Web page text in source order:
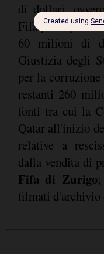
di dollari,
Fifa per il
60 milioni di
Giustizia degli
per la
restanti 260
fonti tra cui la
Qatar all'inizio
relative a
dalla vendita di
Fifa di Zurigo;
filmati